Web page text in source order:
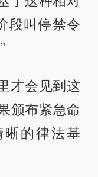
段叫停禁令
才会见到这
颁布紧急命
的律法基